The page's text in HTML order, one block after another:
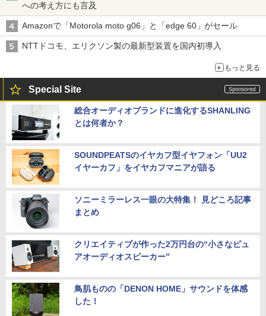
への考え方にも言及
Amazonで「Motorola moto g06」と「edge 60」がセール
NTTドコモ、エリクソン製の最新型装置を国内初導入
もっと見る
Special Site
総合オーディオブランドに進化するSHANLING
とは何者か？
SOUNDPEATSのイヤカフ型イヤフォン「UU2
イヤーカフ」をイヤカフマニアが語る
ソニーミラーレス一眼の大特集！ 見どころ記事
まとめ
クリエイティブが作った2万円台の“小さなピュ
アオーディオスピーカー”
鳥肌ものの「DENON HOME」サウンドを体感
した！